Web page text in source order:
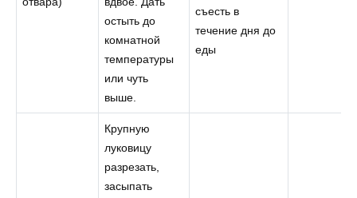
остыть до
комнатной
температуры
или чуть
выше.
съесть в
течение дня до
еды
Крупную
луковицу
разрезать,
засыпать